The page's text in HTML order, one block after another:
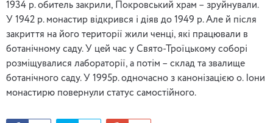
1934 р. обитель закрили, Покровський храм – зруйнували.
У 1942 р. монастир відкрився і діяв до 1949 р. Але й після
закриття на його території жили ченці, які працювали в
ботанічному саду. У цей час у Свято-Троїцькому соборі
розміщувалися лабораторії, а потім – склад та звалище
ботанічного саду. У 1995р. одночасно з канонізацією о. Іони
монастирю повернули статус самостійного.